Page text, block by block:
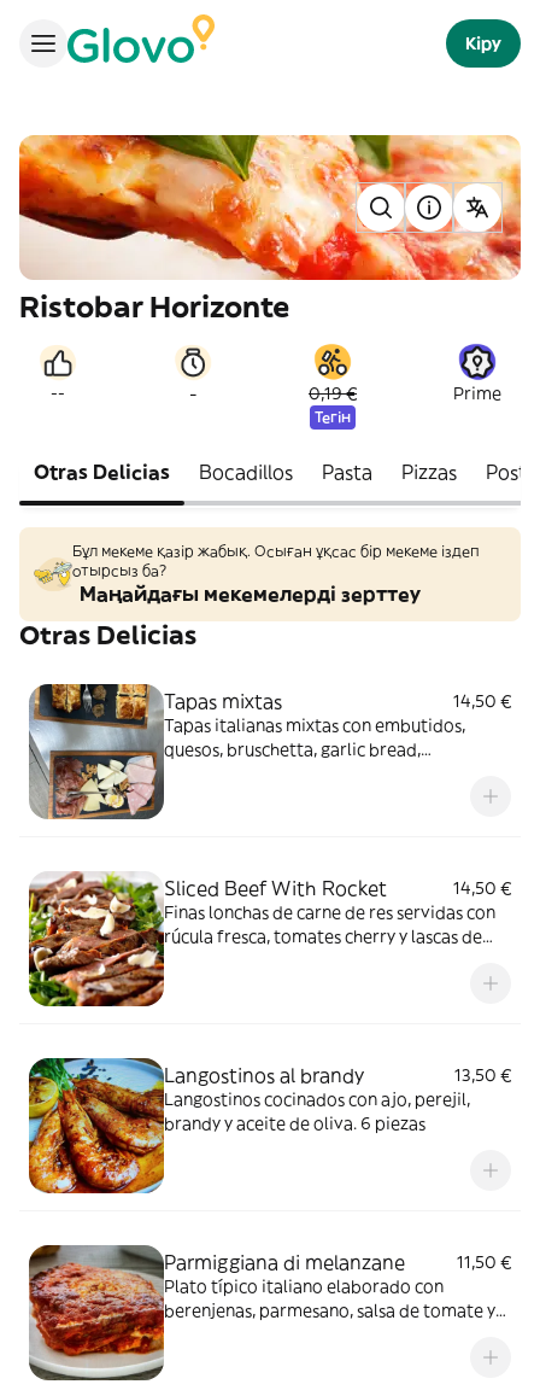
Кіру
Ristobar Horizonte
-- - 0,19 €
Тегін
Prime
Otras Delicias Bocadillos Pasta Pizzas
Бұл мекеме қазір жабық. Осыған ұқсас бір мекеме іздеп
отырсыз ба?
Маңайдағы мекемелерді зерттеу
Otras Delicias
Tapas mixtas
14,50 €
Tapas italianas mixtas con embutidos,
quesos, bruschetta, garlic bread,
Sliced Beef With Rocket
14,50 €
Finas lonchas de carne de res servidas con
rúcula fresca, tomates cherry y lascas de
Langostinos al brandy
13,50 €
Langostinos cocinados con ajo, perejil,
brandy y aceite de oliva. 6 piezas
Parmiggiana di melanzane
11,50 €
Plato típico italiano elaborado con
berenjenas, parmesano, salsa de tomate y